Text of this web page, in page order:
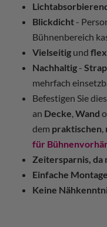
Blickdicht -
Bühnenbereich
Vielseitig und
Nachhaltig -
mehrfach
Befestigen Sie
an Decke,Wand
dem praktischen,
für
Zeitersparnis, da
Einfache Montage
Keine